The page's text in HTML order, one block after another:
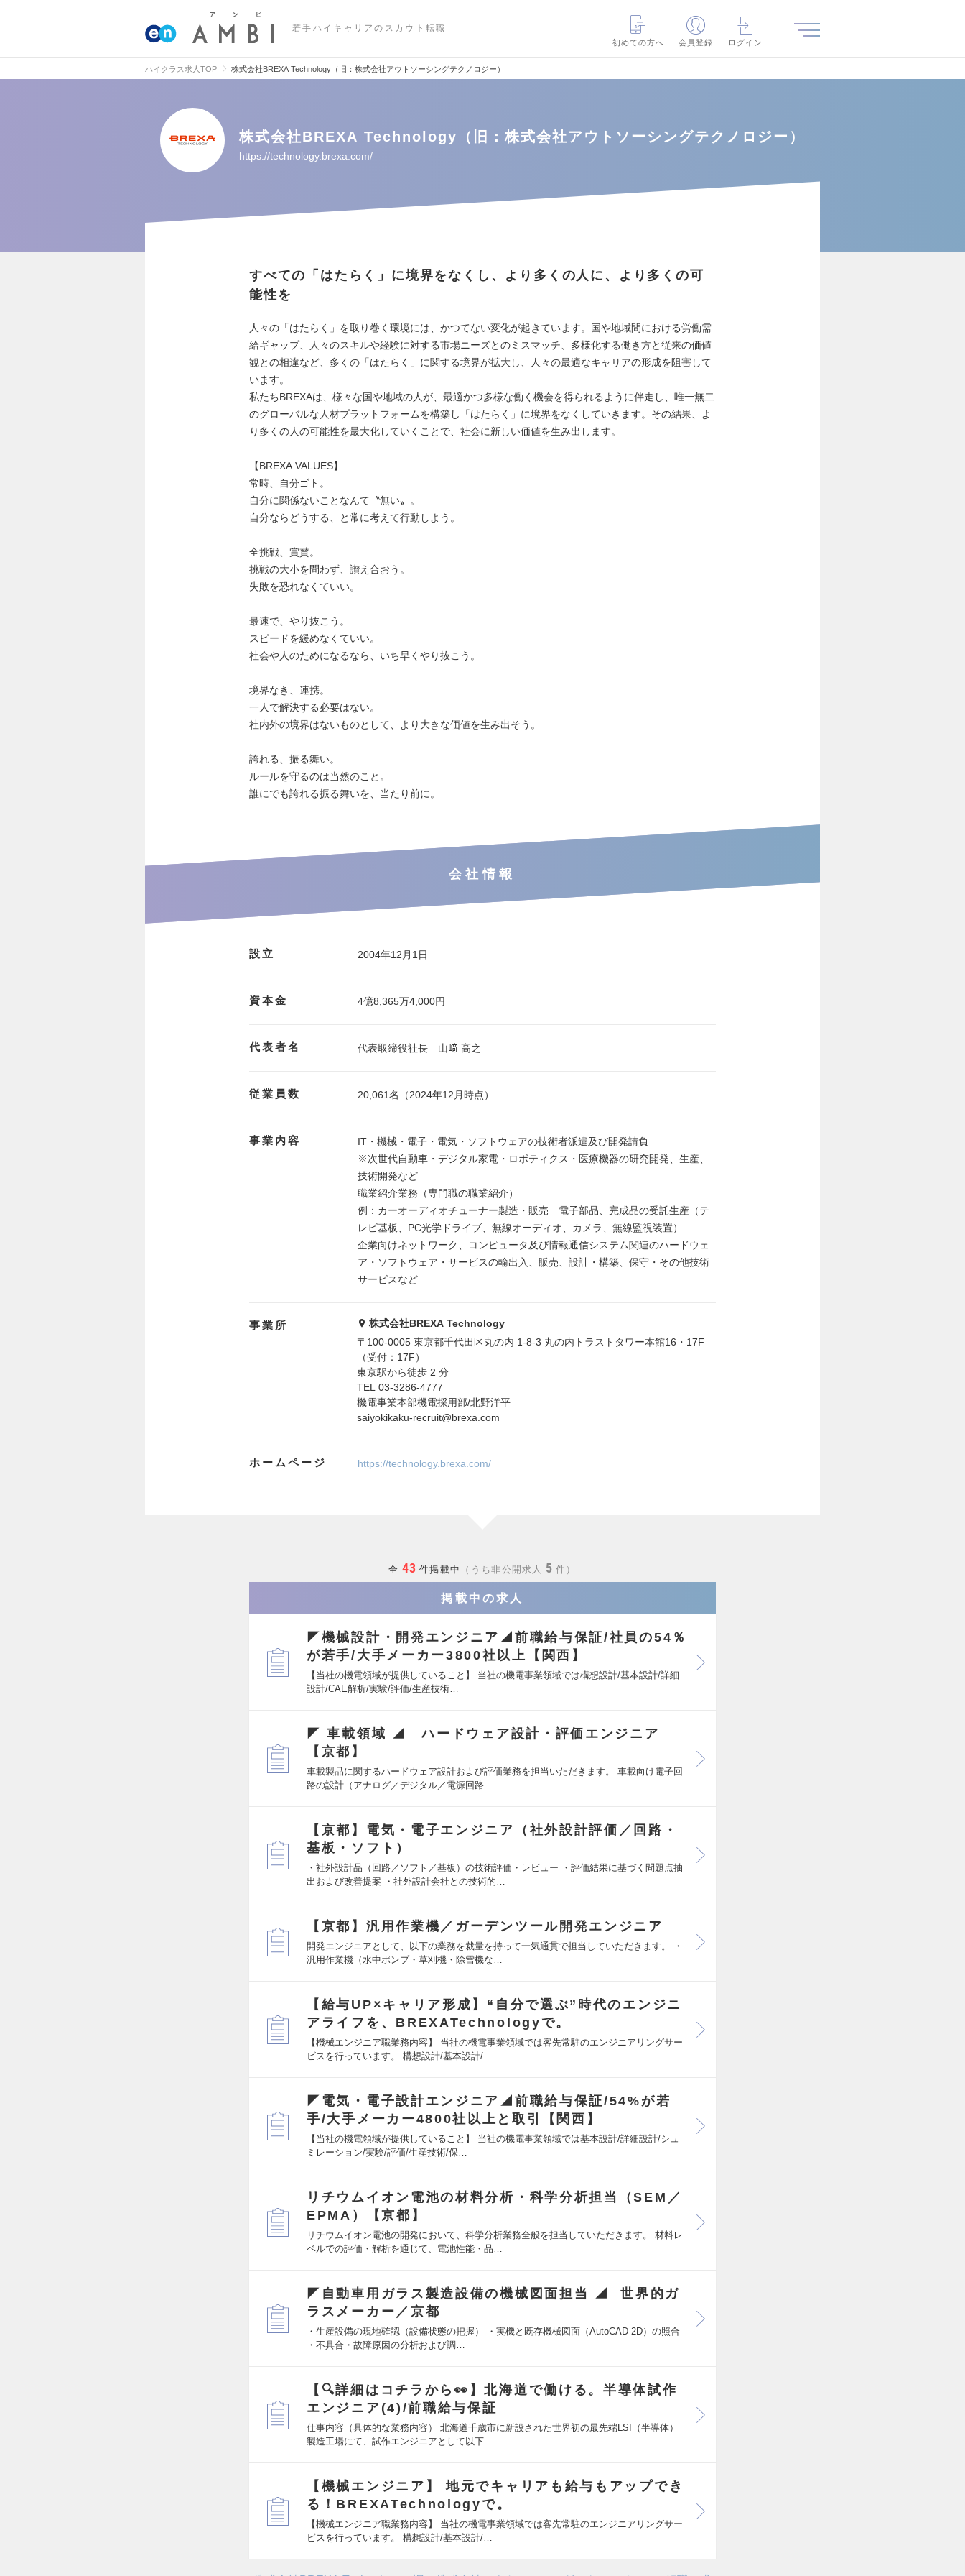
若手ハイキャリアのスカウト転職
初めての方へ
会員登録 ログイン
ハイクラス求人TOP 株式会社BREXA Technology（旧：株式会社アウトソーシングテクノロジー）
株式会社BREXA Technology（旧：株式会社アウトソーシングテクノロジー）
https://technology.brexa.com/
すべての「はたらく」に境界をなくし、より多くの人に、より多くの可
能性を
人々の「はたらく」を取り巻く環境には、かつてない変化が起きています。国や地域間における労働需
給ギャップ、人々のスキルや経験に対する市場ニーズとのミスマッチ、多様化する働き方と従来の価値
観との相違など、多くの「はたらく」に関する境界が拡大し、人々の最適なキャリアの形成を阻害して
います。
私たちBREXAは、様々な国や地域の人が、最適かつ多様な働く機会を得られるように伴走し、唯一無二
のグローバルな人材プラットフォームを構築し「はたらく」に境界をなくしていきます。その結果、よ
り多くの人の可能性を最大化していくことで、社会に新しい価値を生み出します。
【BREXA VALUES】
常時、自分ゴト。
自分に関係ないことなんて〝無い〟。
自分ならどうする、と常に考えて行動しよう。
全挑戦、賞賛。
挑戦の大小を問わず、讃え合おう。
失敗を恐れなくていい。
最速で、やり抜こう。
スピードを緩めなくていい。
社会や人のためになるなら、いち早くやり抜こう。
境界なき、連携。
一人で解決する必要はない。
社内外の境界はないものとして、より大きな価値を生み出そう。
誇れる、振る舞い。
ルールを守るのは当然のこと。
誰にでも誇れる振る舞いを、当たり前に。
会社情報
設立 2004年12月1日
資本金 4億8,365万4,000円
代表者名 代表取締役社長 山﨑 高之
従業員数 20,061名（2024年12月時点）
事業内容
IT・機械・電子・電気・ソフトウェアの技術者派遣及び開発請負
※次世代自動車・デジタル家電・ロボティクス・医療機器の研究開発、生産、
技術開発など
職業紹介業務（専門職の職業紹介）
例：カーオーディオチューナー製造・販売 電子部品、完成品の受託生産（テ
レビ基板、PC光学ドライブ、無線オーディオ、カメラ、無線監視装置）
企業向けネットワーク、コンピュータ及び情報通信システム関連のハードウェ
ア・ソフトウェア・サービスの輸出入、販売、設計・構築、保守・その他技術
サービスなど
事業所
株式会社BREXA Technology
〒100-0005 東京都千代田区丸の内 1-8-3 丸の内トラストタワー本館16・17F
（受付：17F）
東京駅から徒歩 2 分
TEL 03-3286-4777
機電事業本部機電採用部/北野洋平
saiyokikaku-recruit@brexa.com
ホームページ https://technology.brexa.com/
全 43 件掲載中 うち非公開求人 5 件
掲載中の求人
◤機械設計・開発エンジニア◢前職給与保証/社員の54％
が若手/大手メーカー3800社以上【関西】
【当社の機電領域が提供していること】 当社の機電事業領域では構想設計/基本設計/詳細
設計/CAE解析/実験/評価/生産技術…
◤ 車載領域 ◢ ハードウェア設計・評価エンジニア
【京都】
車載製品に関するハードウェア設計および評価業務を担当いただきます。 車載向け電子回
路の設計（アナログ／デジタル／電源回路 …
【京都】電気・電子エンジニア（社外設計評価／回路・
基板・ソフト）
・社外設計品（回路／ソフト／基板）の技術評価・レビュー ・評価結果に基づく問題点抽
出および改善提案 ・社外設計会社との技術的…
【京都】汎用作業機／ガーデンツール開発エンジニア
開発エンジニアとして、以下の業務を裁量を持って一気通貫で担当していただきます。 ・
汎用作業機（水中ポンプ・草刈機・除雪機な…
【給与UP×キャリア形成】“自分で選ぶ”時代のエンジニ
アライフを、BREXATechnologyで。
【機械エンジニア職業務内容】 当社の機電事業領域では客先常駐のエンジニアリングサー
ビスを行っています。 構想設計/基本設計/…
◤電気・電子設計エンジニア◢前職給与保証/54%が若
手/大手メーカー4800社以上と取引【関西】
【当社の機電領域が提供していること】 当社の機電事業領域では基本設計/詳細設計/シュ
ミレーション/実験/評価/生産技術/保…
リチウムイオン電池の材料分析・科学分析担当（SEM／
EPMA）【京都】
リチウムイオン電池の開発において、科学分析業務全般を担当していただきます。 材料レ
ベルでの評価・解析を通じて、電池性能・品…
◤自動車用ガラス製造設備の機械図面担当 ◢ 世界的ガ
ラスメーカー／京都
・生産設備の現地確認（設備状態の把握） ・実機と既存機械図面（AutoCAD 2D）の照合
・不具合・故障原因の分析および調…
【🔍詳細はコチラから👀】北海道で働ける。半導体試作
エンジニア(4)/前職給与保証
仕事内容（具体的な業務内容） 北海道千歳市に新設された世界初の最先端LSI（半導体）
製造工場にて、試作エンジニアとして以下…
【機械エンジニア】 地元でキャリアも給与もアップでき
る！BREXATechnologyで。
【機械エンジニア職業務内容】 当社の機電事業領域では客先常駐のエンジニアリングサー
ビスを行っています。 構想設計/基本設計/…